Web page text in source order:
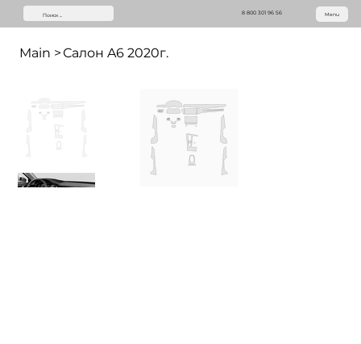
8 800 301 96 56 Menu
Main > Салон A6 2020г.